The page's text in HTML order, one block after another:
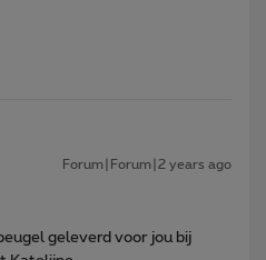
Forum|Forum|2 years ago
geleverd voor jou bij